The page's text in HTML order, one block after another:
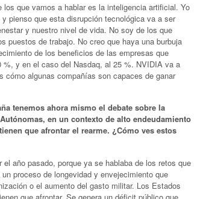
que vamos a hablar es la inteligencia artificial. Yo
pienso que esta disrupción tecnológica va a ser
y nuestro nivel de vida. No soy de los que
puestos de trabajo. No creo que haya una burbuja
de los beneficios de las empresas que
y en el caso del Nasdaq, al 25 %. NVIDIA va a
cómo algunas compañías son capaces de ganar
tenemos ahora mismo el debate sobre la
en un contexto de alto endeudamiento
que afrontar el rearme. ¿Cómo ves estos
año pasado, porque ya se hablaba de los retos que
proceso de longevidad y envejecimiento que
o el aumento del gasto militar. Los Estados